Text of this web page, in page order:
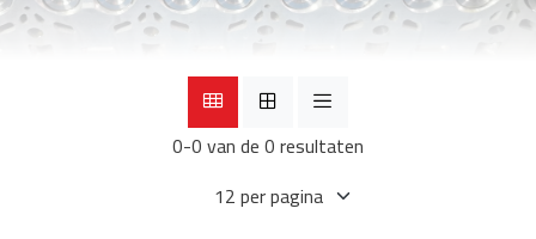
0-0 van de 0 resultaten